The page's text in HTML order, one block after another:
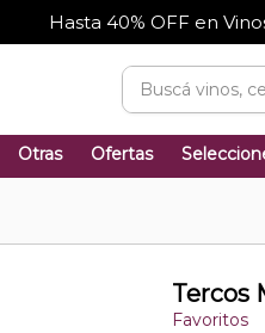
Hasta 40% OFF en
Otras Ofertas
Tercos
Favoritos